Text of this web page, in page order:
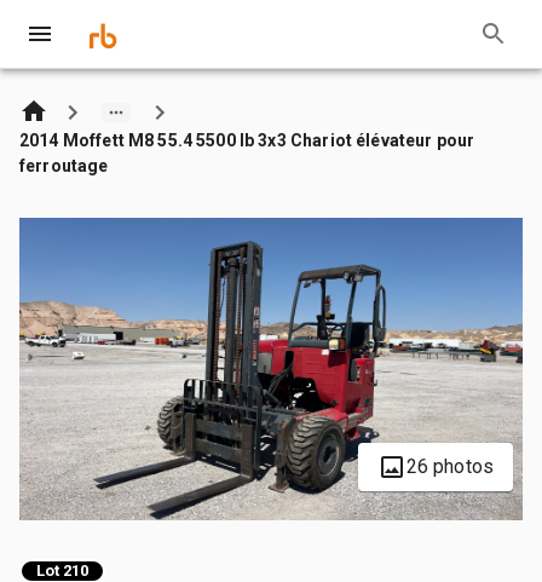
2014 Moffett M8 55.4 5500 lb 3x3 Chariot élévateur pour
ferroutage
26 photos
Lot 210